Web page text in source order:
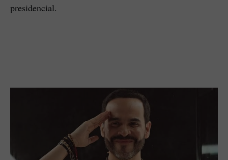
presidencial.